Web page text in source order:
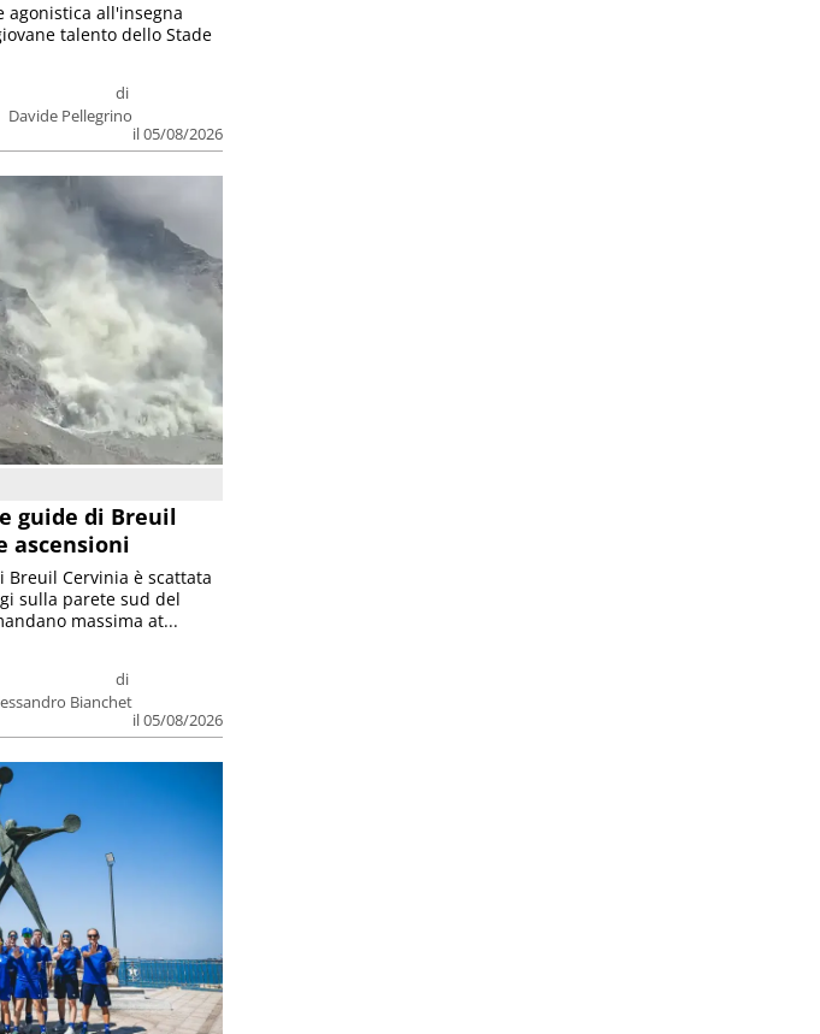
di
Davide Pellegrino
il 05/08/2026
agonistica all'insegna
talento dello Stade
guide di Breuil
ascensioni
di
Bianchet
il 05/08/2026
Breuil Cervinia è scattata
sulla parete sud del
massima at...